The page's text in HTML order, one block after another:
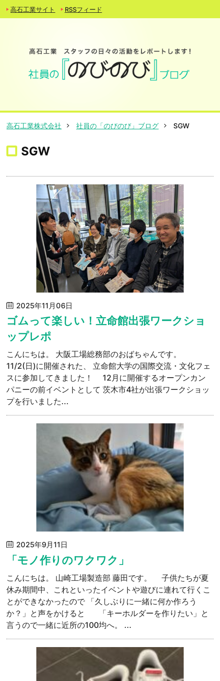
高石工業サイト RSSフィード
高石工業株式会社 社員の「のびのび」ブログ SGW
SGW
2025年11月06日
ゴムって楽しい！立命館出張ワークショ
ップレポ
こんにちは。 大阪工場総務部のおばちゃんです。
11/2(日)に開催された、 立命館大学の国際交流・文化フェ
スに参加してきました！ 12月に開催するオープンカン
パニーの前イベントとして 茨木市4社が出張ワークショッ
プを行いました...
2025年9月11日
「モノ作りのワクワク」
こんにちは。 山崎工場製造部 藤田です。 子供たちが夏
休み期間中、これといったイベントや遊びに連れて行くこ
とができなかったので 「久しぶりに一緒に何か作ろう
か？」と声をかけると 「キーホルダーを作りたい」と
言うので一緒に近所の100均へ。 ...